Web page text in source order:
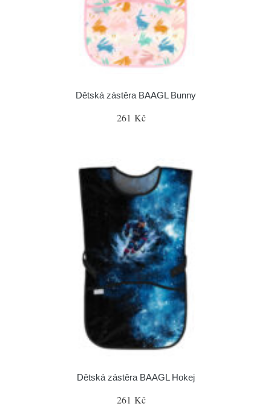
Dětská zástěra BAAGL Bunny
261 Kč
Dětská zástěra BAAGL Hokej
261 Kč